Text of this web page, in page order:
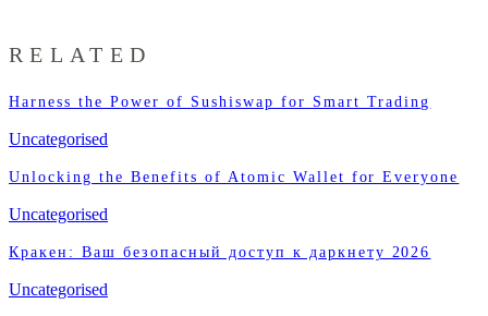
RELATED
Harness the Power of Sushiswap for Smart Trading
Uncategorised
Unlocking the Benefits of Atomic Wallet for Everyone
Uncategorised
Кракен: Ваш безопасный доступ к даркнету 2026
Uncategorised